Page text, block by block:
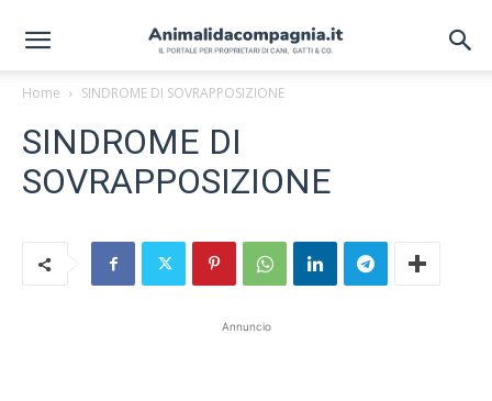
Home SINDROME DI SOVRAPPOSIZIONE
SINDROME DI
SOVRAPPOSIZIONE
Annuncio